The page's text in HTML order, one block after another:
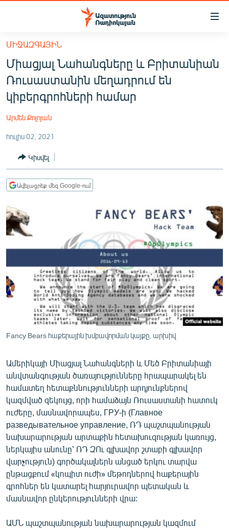
Մատչելիության
հիմնական
բովանդակությանը
Անցնել
հիմնական
մենյուին
ՀԱՅԱՍՏԱՆ
ՔԱՂԱՔԱԿԱՆ
ՏՆՏԵՍՈՒԹՅՈՒՆ
ՂԱՐԱԲԱՂ
ՏԱՐԱԾԱՇՐՋԱՆ
ՄԻՋԱԶԳԱՅԻՆ
ՍՊՈՐՏ
ՄԵԿՆԱԲԱՆՈՒԹՅՈՒՆ
ՏՏ ԵՒ ԻՆՏԵՐՆԵՏ
ՏԵՍԱՆՅՈՒԹԵՐ
ԲԱՆԱՎԵՃ
ՁԳՏԵԼՈՎ ԼԱՎԱԳՈՒՅՆԻՆ
ՓՈԴՔԱՍԹ
Հայերեն
English
Русский
ՄԻՋԱԶԳԱՅԻՆ
Միացյալ Նահանգները և Բրիտանիան
Ռուսաստանին մեղադրում են
կիբերգրոհների համար
Արմեն Քոլոյան
հուլիս 02, 2021
Կիսվել
Ավելացրեք մեզ Google-ում
Fancy Bears հաքերային խմբավորման կայքը, արխիվ
Ամերիկայի Միացյալ Նահանգների և Մեծ Բրիտանիայի
անվտանգության ծառայությունները հրապարակել են
համատեղ հետաքննությունների արդյունքներով
կազմված զեկույց, որի համաձայն Ռուսաստանի հատուկ
ուժերը, մասնավորապես, ГРУ-ի (Главное
разведывательное управление, ՌԴ պաշտպանության
նախարարության արտաքին հետախուզության կառույց,
ներկայիս անունը՝ ՌԴ ԶՈւ գլխավոր շտաբի գլխավոր
վարչություն) գործակալներն անցած երկու տարվա
ընթացքում «կոպիտ ուժի» մեթոդներով հաքերային
գրոհներ են կատարել հարյուրավոր պետական և
մասնավոր ընկերությունների վրա:
ԱՄՆ պաշտպանության նախարարության կազմում